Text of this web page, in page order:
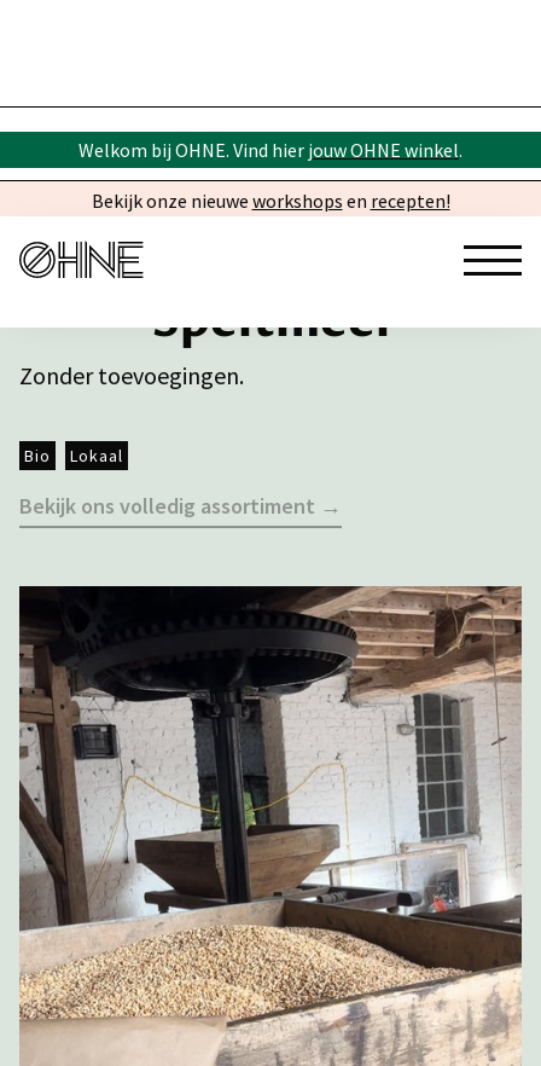
Welkom bij OHNE. Vind hier jouw OHNE winkel.
Bekijk onze nieuwe workshops en recepten!
Speltmeel
Zonder toevoegingen.
Bio Lokaal
Bekijk ons volledig assortiment →